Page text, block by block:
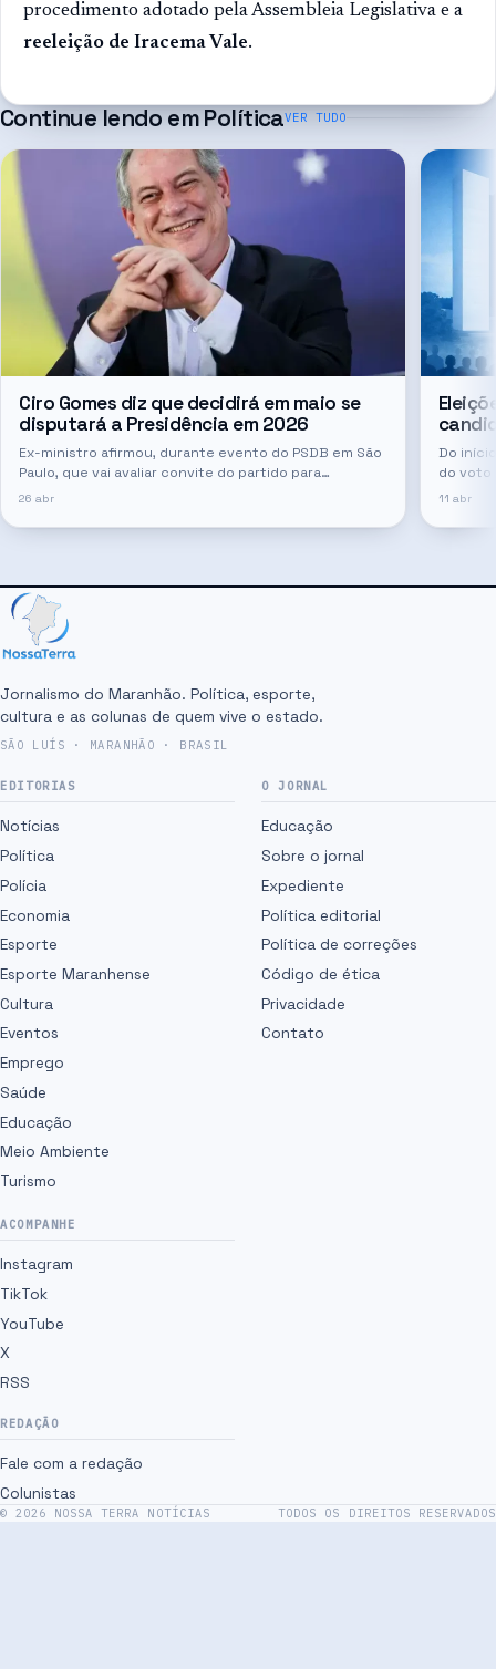
procedimento adotado pela Assembleia Legislativa e a
reeleição de Iracema Vale.
Continue lendo emPolíticaVER TUDO
Ciro Gomes diz que decidirá em maio se
disputará a Presidência em 2026
Ex-ministro afirmou, durante evento do PSDB em São
Paulo, que vai avaliar convite do partido para
concorrer ao Palácio do Planalto ou ao governo do
26 abr
Do
do voto
quem
11 abr
Jornalismo do Maranhão. Política, esporte,
cultura e as colunas de quem vive o estado.
SÃO LUÍS · MARANHÃO · BRASIL
EDITORIAS
Notícias
Política
Polícia
Economia
Esporte
Esporte Maranhense
Cultura
Eventos
Emprego
Saúde
Educação
Meio Ambiente
Turismo
O JORNAL
Educação
Sobre o jornal
Expediente
Política editorial
Política de correções
Código de ética
Privacidade
Contato
ACOMPANHE
Instagram
TikTok
YouTube
X
RSS
REDAÇÃO
Fale com a redação
Colunistas
©2026 NOSSA TERRA NOTÍCIAS TODOS OS DIREITOS RESERVADOS